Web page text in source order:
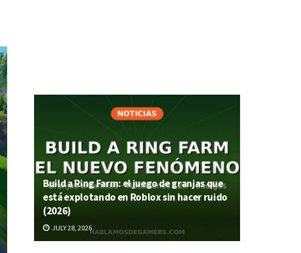
Build a Ring Farm: el juego de granjas que
está explotando en Roblox sin hacer ruido
(2026)
JULY 28, 2026